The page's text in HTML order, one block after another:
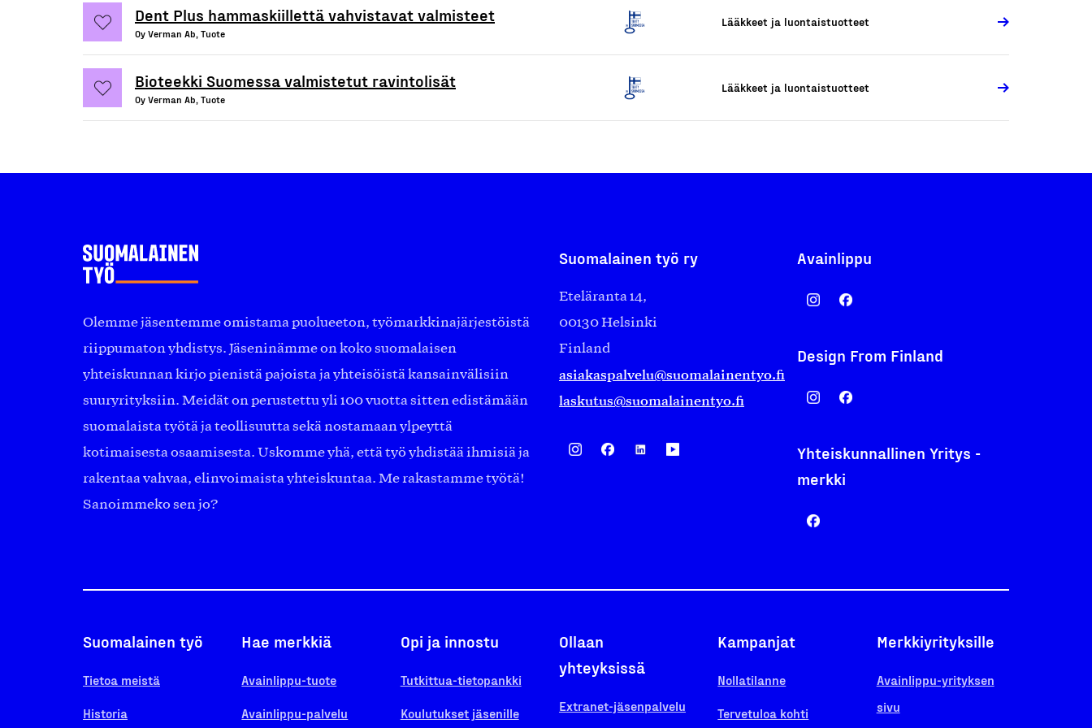
Dent Plus hammaskiillettä vahvistavat valmisteet
Oy Verman Ab, Tuote
Lääkkeet ja luontaistuotteet
Bioteekki Suomessa valmistetut ravintolisät
Oy Verman Ab, Tuote
Lääkkeet ja luontaistuotteet
Olemme jäsentemme omistama puolueeton, työmarkkinajärjestöistä
riippumaton yhdistys. Jäseninämme on koko suomalaisen
yhteiskunnan kirjo pienistä pajoista ja yhteisöistä kansainvälisiin
suuryrityksiin. Meidät on perustettu yli 100 vuotta sitten edistämään
suomalaista työtä ja teollisuutta sekä nostamaan ylpeyttä
kotimaisesta osaamisesta. Uskomme yhä, että työ yhdistää ihmisiä ja
rakentaa vahvaa, elinvoimaista yhteiskuntaa. Me rakastamme työtä!
Sanoimmeko sen jo?
Suomalainen työ ry
Eteläranta 14,
00130 Helsinki
Finland
asiakaspalvelu@suomalainentyo.fi
laskutus@suomalainentyo.fi
Avainlippu
Design From Finland
Yhteiskunnallinen Yritys -
merkki
Suomalainen työ
Tietoa meistä
Historia
Hae merkkiä
Avainlippu-tuote
Avainlippu-palvelu
Opi ja innostu
Tutkittua-tietopankki
Koulutukset jäsenille
Ollaan
yhteyksissä
Extranet-jäsenpalvelu
Kampanjat
Nollatilanne
Tervetuloa kohti
Merkkiyrityksille
Avainlippu-yrityksen
sivu